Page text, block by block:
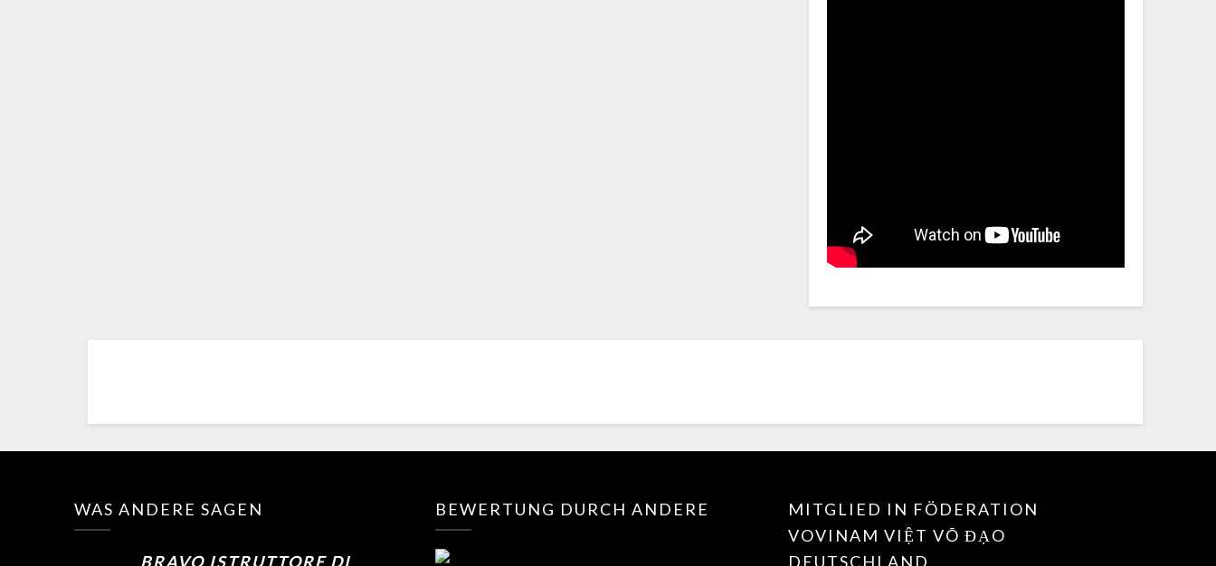
WAS ANDERE SAGEN
BRAVO ISTRUTTORE DI
BEWERTUNG DURCH ANDERE
MITGLIED IN FÖDERATION
VOVINAM VIỆT VÕ ĐẠO
DEUTSCHLAND